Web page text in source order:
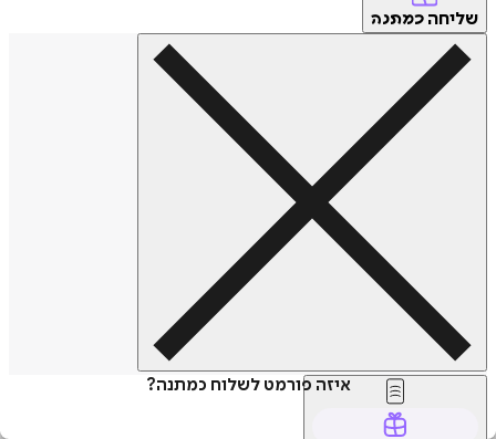
שליחה כמתנה
איזה פורמט לשלוח כמתנה?